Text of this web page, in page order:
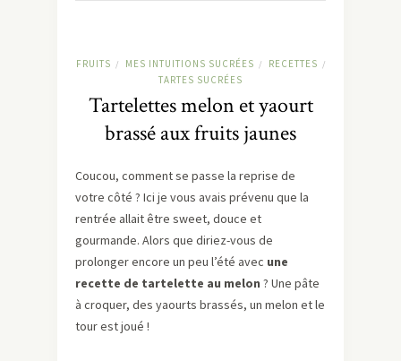
FRUITS / MES INTUITIONS SUCRÉES / RECETTES /
TARTES SUCRÉES
Tartelettes melon et yaourt
brassé aux fruits jaunes
Coucou, comment se passe la reprise de
votre côté ? Ici je vous avais prévenu que la
rentrée allait être sweet, douce et
gourmande. Alors que diriez-vous de
prolonger encore un peu l’été avec une
recette de tartelette au melon ? Une pâte
à croquer, des yaourts brassés, un melon et le
tour est joué !